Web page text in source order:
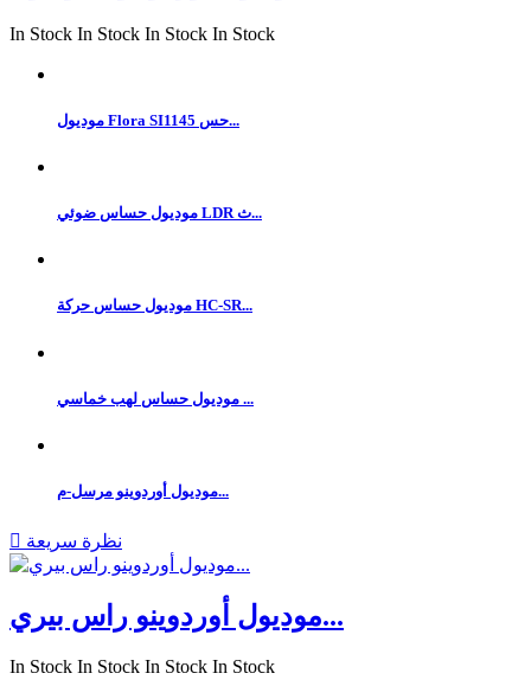
In Stock In Stock In Stock In Stock
موديول Flora SI1145 حس...
موديول حساس ضوئي LDR ث...
موديول حساس حركة HC-SR...
موديول حساس لهب خماسي ...
موديول أوردوينو مرسل-م...
 نظرة سريعة
موديول أوردوينو راس بيري...
In Stock In Stock In Stock In Stock